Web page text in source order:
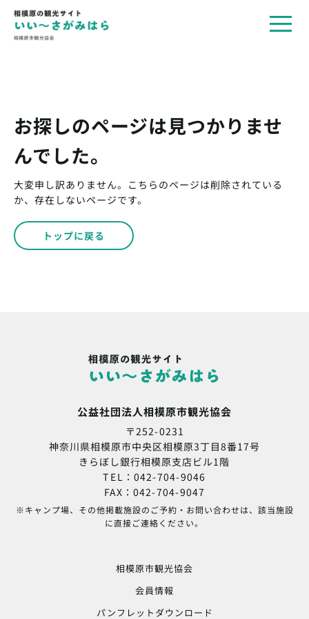
お探しのページは見つかりませ
んでした。
大変申し訳ありません。こちらのページは削除されている
か、存在しないページです。
トップに戻る
公益社団法人相模原市観光協会
〒252-0231
神奈川県相模原市中央区相模原3丁目8番17号
きらぼし銀行相模原支店ビル1階
TEL：042-704-9046
FAX：042-704-9047
※キャンプ場、その他掲載施設のご予約・お問い合わせは、該当施設
に直接ご連絡ください。
相模原市観光協会
会員情報
パンフレットダウンロード